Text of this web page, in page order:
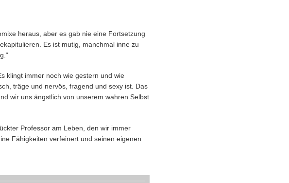
heraus, aber es gab nie eine Fortsetzung
Es ist mutig, manchmal inne zu
klingt immer noch wie gestern und wie
träge und nervös, fragend und sexy ist. Das
wir uns ängstlich von unserem wahren Selbst
Professor am Leben, den wir immer
Fähigkeiten verfeinert und seinen eigenen